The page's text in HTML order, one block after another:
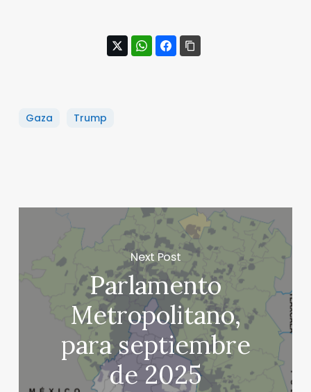
Gaza Trump
Next Post
Parlamento
Metropolitano,
para septiembre
de 2025